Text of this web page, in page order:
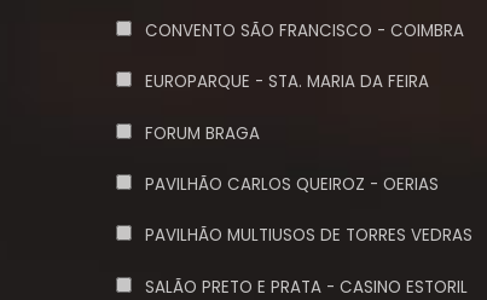
CONVENTO SÃO FRANCISCO - COIMBRA
EUROPARQUE - STA. MARIA DA FEIRA
FORUM BRAGA
PAVILHÃO CARLOS QUEIROZ - OERIAS
PAVILHÃO MULTIUSOS DE TORRES VEDRAS
SALÃO PRETO E PRATA - CASINO ESTORIL